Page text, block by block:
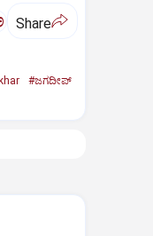
Share
#ಜಗದೀಪ್‌